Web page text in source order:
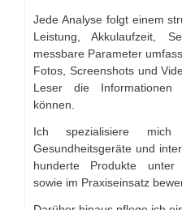
Jede Analyse folgt einem
Leistung, Akkulaufzeit,
messbare Parameter
Fotos, Screenshots und
Leser die Informationen
können.
Ich spezialisiere mich
Gesundheitsgeräte und
hunderte Produkte unter
sowie im Praxiseinsatz